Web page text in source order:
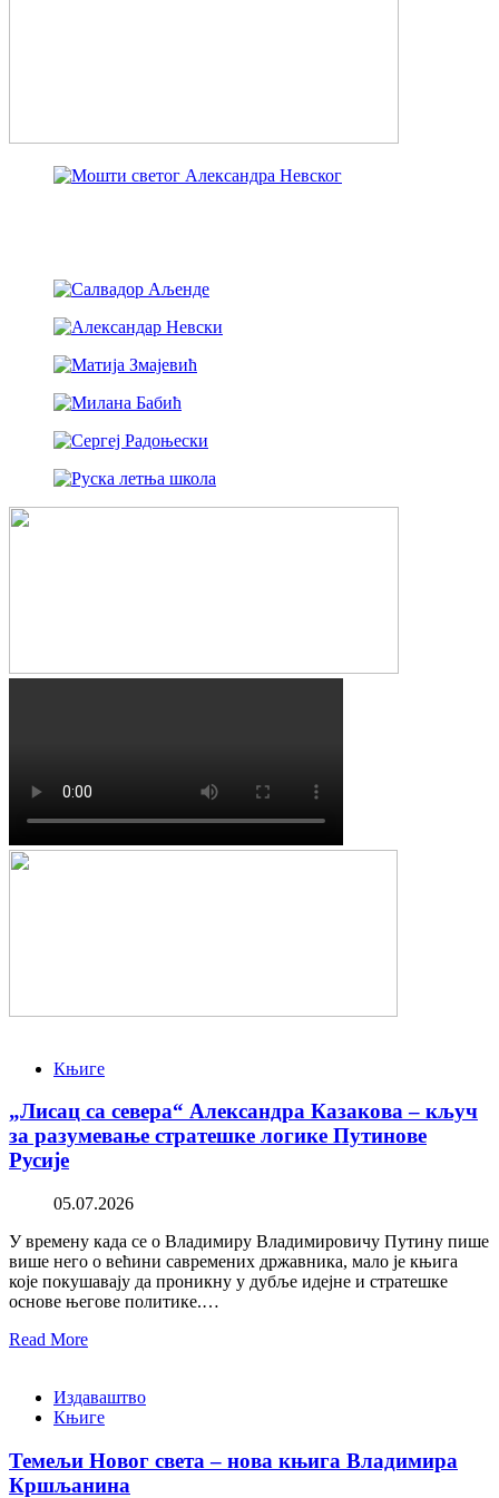
Књиге
„Лисац са севера“ Александра Казакова – кључ
за разумевање стратешке логике Путинове
Русије
05.07.2026
У времену када се о Владимиру Владимировичу Путину пише
више него о већини савремених државника, мало је књига
које покушавају да проникну у дубље идејне и стратешке
основе његове политике.…
Read More
Издаваштво
Књиге
Темељи Новог света – нова књига Владимира
Кршљанина